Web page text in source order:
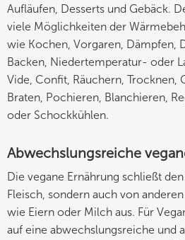
Aufläufen, Desserts und Gebäck.
viele Möglichkeiten der
wie Kochen, Vorgaren, Dämpfen,
Backen, Niedertemperatur- oder
Vide, Confit, Räuchern, Trocknen,
Braten, Pochieren, Blanchieren,
oder Schockkühlen.
Abwechslungsreiche
Die vegane Ernährung schließt
Fleisch, sondern auch von
wie Eiern oder Milch aus. Für
auf eine abwechslungsreiche und